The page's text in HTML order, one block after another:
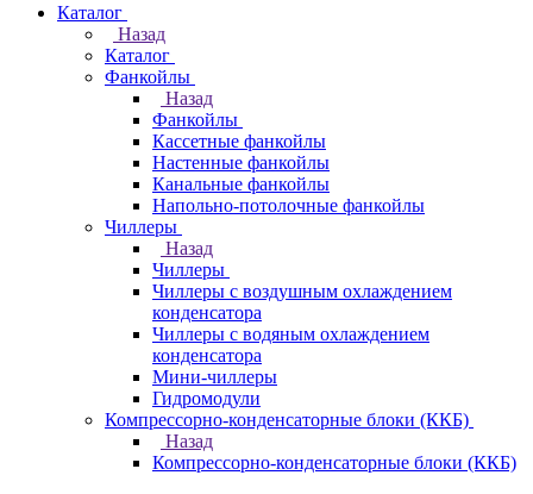
Каталог
Назад
Каталог
Фанкойлы
Назад
Фанкойлы
Кассетные фанкойлы
Настенные фанкойлы
Канальные фанкойлы
Напольно-потолочные фанкойлы
Чиллеры
Назад
Чиллеры
Чиллеры с воздушным охлаждением
конденсатора
Чиллеры с водяным охлаждением
конденсатора
Мини-чиллеры
Гидромодули
Компрессорно-конденсаторные блоки (ККБ)
Назад
Компрессорно-конденсаторные блоки (ККБ)